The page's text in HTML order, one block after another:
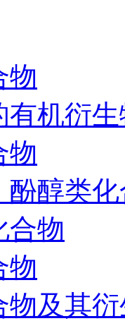
物
有机衍
物
酚醇类
合物
物
物及其